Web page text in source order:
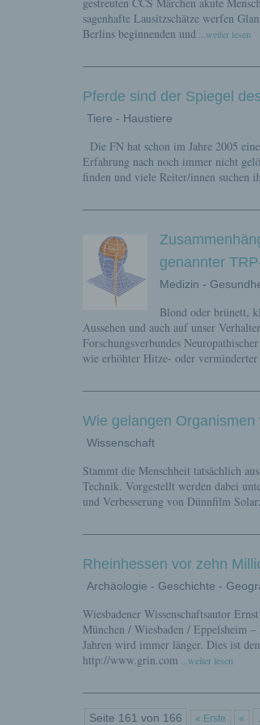
sagenhafte Lausitzschätze werfen
Berlins beginnenden und ...weiter lesen
Pferde sind der Spiegel
Tiere - Haustiere
Die FN hat schon im Jahre 2005
Erfahrung nach noch immer nicht
finden und viele Reiter/innen suchen
genannter
Medizin -
Blond oder brünett,
Aussehen und auch auf unser
Forschungsverbundes
wie erhöhter Hitze- oder
Wie gelangen
Wissenschaft
Stammt die Menschheit tatsächlich
Technik. Vorgestellt werden dabei
und Verbesserung von Dünnfilm
Rheinhessen vor zehn
Archäologie - Geschichte -
Wiesbadener Wissenschaftsautor
München / Wiesbaden / Eppelsheim
Jahren wird immer länger. Dies ist
http://www.grin.com ...weiter lesen
Seite 161 von 166 « Erste «